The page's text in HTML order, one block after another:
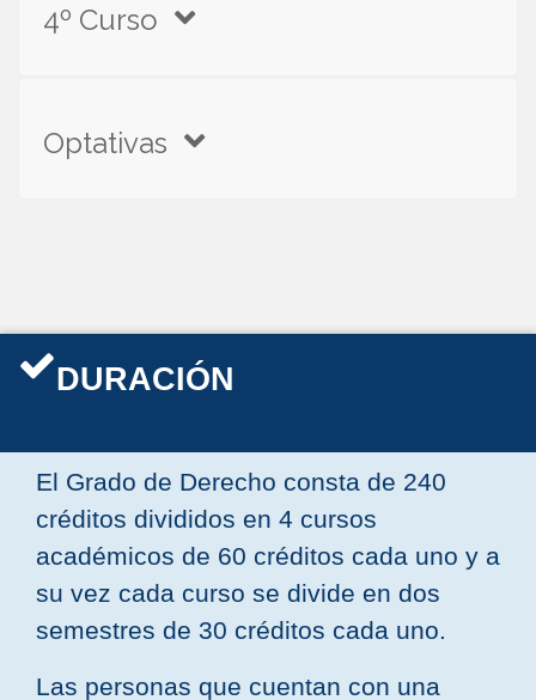
4º Curso
Optativas
DURACIÓN
El Grado de Derecho consta de 240
créditos divididos en 4 cursos
académicos de 60 créditos cada uno y a
su vez cada curso se divide en dos
semestres de 30 créditos cada uno.
Las personas que cuentan con una